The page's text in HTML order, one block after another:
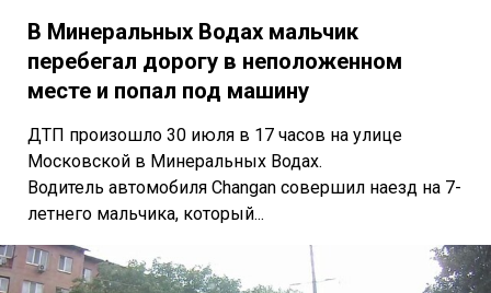
В Минеральных Водах мальчик
перебегал дорогу в неположенном
месте и попал под машину
ДТП произошло 30 июля в 17 часов на улице
Московской в Минеральных Водах.
Водитель автомобиля Changan совершил наезд на 7-
летнего мальчика, который...